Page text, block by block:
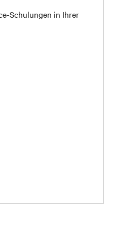
Schulungen in Ihrer